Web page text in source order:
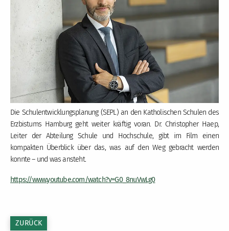
Die Schulentwicklungsplanung (SEPL) an den Katholischen Schulen des
Erzbistums Hamburg geht weiter kräftig voran. Dr. Christopher Haep,
Leiter der Abteilung Schule und Hochschule, gibt im Film einen
kompakten Überblick über das, was auf den Weg gebracht werden
konnte – und was ansteht.
https://www.youtube.com/watch?v=G0_8nuVwLg0
ZURÜCK